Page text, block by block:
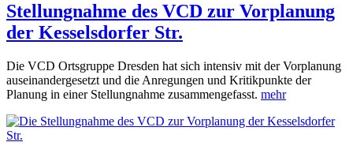
Stellungnahme des VCD zur Vorplanung
der Kesselsdorfer Str.
Die VCD Ortsgruppe Dresden hat sich intensiv mit der Vorplanung
auseinandergesetzt und die Anregungen und Kritikpunkte der
Planung in einer Stellungnahme zusammengefasst. mehr